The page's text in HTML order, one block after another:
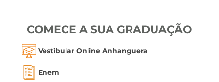
COMECE A SUA GRADUAÇÃO
Vestibular Online Anhanguera
Enem